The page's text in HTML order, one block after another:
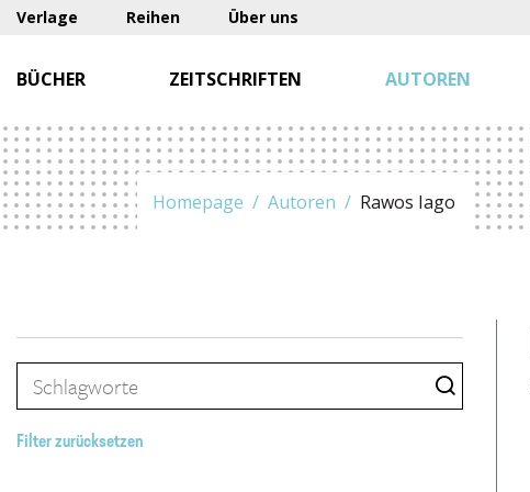
Verlage Reihen Über uns
BÜCHER ZEITSCHRIFTEN AUTOREN
Homepage Autoren Rawos Iago
Filter zurücksetzen